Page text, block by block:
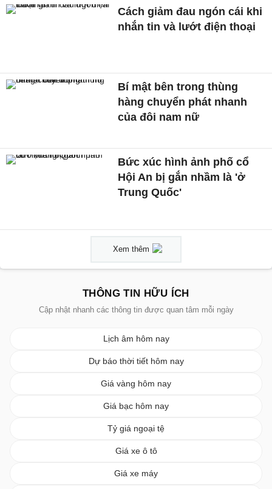
Cách giảm đau ngón cái khi
nhắn tin và lướt điện thoại
Bí mật bên trong thùng
hàng chuyển phát nhanh
của đôi nam nữ
Bức xúc hình ảnh phố cổ
Hội An bị gắn nhầm là 'ở
Trung Quốc'
Xem thêm
THÔNG TIN HỮU ÍCH
Cập nhật nhanh các thông tin được quan tâm mỗi ngày
Lịch âm hôm nay
Dự báo thời tiết hôm nay
Giá vàng hôm nay
Giá bạc hôm nay
Tỷ giá ngoại tệ
Giá xe ô tô
Giá xe máy